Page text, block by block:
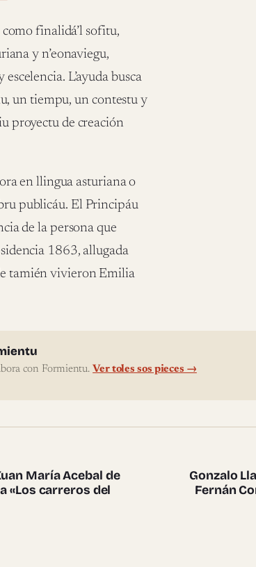
finalidá’l sofitu,
y n’eonaviegu,
L’ayuda busca
un tiempu, un contestu y
proyectu de creación
en llingua asturiana o
publicáu. El Principáu
de la persona que
1863, allugada
tamién vivieron Emilia
con Formientu.Ver toles sos pieces →
María Acebal de
«Los carreros del
Gonzalo
Fernán